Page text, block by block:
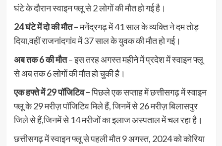
घंटे के दौरान स्वाइन फ्लू से 2 लोगों की मौत हो गई है।
24 घंटे में दो की मौत –मनेंद्रगढ़ में 41 साल के व्यक्ति ने दम तोड़
दिया,वहीं राजनांदगांव में 37 साल के युवक की मौत हो गई।
अब तक 6 की मौत– इस तरह अगस्त महीने में प्रदेश में स्वाइन फ्लू
से अब तक 6 लोगों की मौत हो चुकी है।
एक हफ्ते में 29 पॉजिटिव –पिछले एक सप्ताह में छत्तीसगढ़ में स्वाइन
फ्लू के 29 मरीज़ पॉजिटिव मिले हैं, जिनमें से 26 मरीज़ बिलासपुर
जिले से हैं,जिनमें से 14 मरीजों का इलाज अस्पताल में चल रहा है।
छत्तीसगढ़ में स्वाइन फ्लू से पहली मौत 9 अगस्त, 2024 को कोरिया